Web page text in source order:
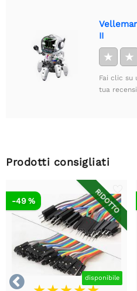
II
★ ★
Fai clic su
tua
Prodotti consigliati

RIDOTTO
disponibile
-49 %